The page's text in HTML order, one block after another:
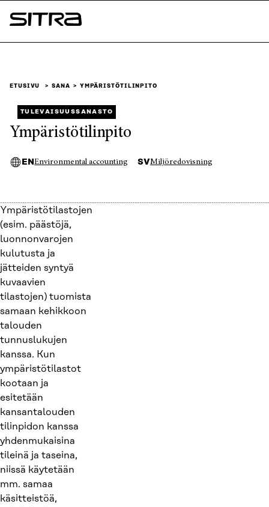
Siirry
suoraan
Sitra
ETUSIVU SANA YMPÄRISTÖTILINPITO
TULEVAISUUSSANASTO
Ympäristötilinpito
EN Environmental accounting SVMiljöredovisning
Ympäristötilastojen
(esim. päästöjä,
luonnonvarojen
kulutusta ja
jätteiden syntyä
kuvaavien
tilastojen) tuomista
samaan kehikkoon
talouden
tunnuslukujen
kanssa. Kun
ympäristötilastot
kootaan ja
esitetään
kansantalouden
tilinpidon kanssa
yhdenmukaisina
tileinä ja taseina,
niissä käytetään
mm. samaa
käsitteistöä,